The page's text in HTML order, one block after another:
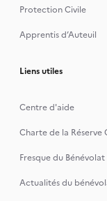
Protection Civile
Apprentis d’Auteuil
Liens utiles
Centre d'aide
Charte de la Réserve
Fresque du Bénévolat
Actualités du